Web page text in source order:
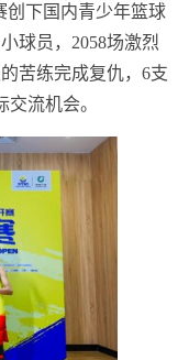
创下国内青少年篮球
球员，2058场激烈
苦练完成复仇，6支
流机会。